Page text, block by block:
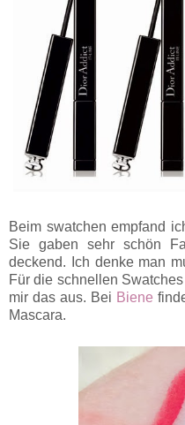
Beim swatchen empfand
Sie gaben sehr schön
deckend. Ich denke man
Für die schnellen
mir das aus. Bei Biene
Mascara.